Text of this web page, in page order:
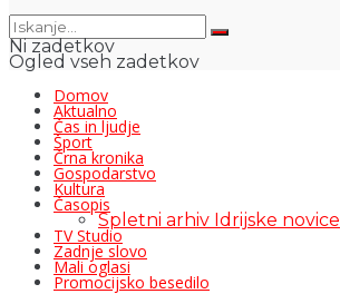
Ni zadetkov
Ogled vseh zadetkov
Domov
Aktualno
Čas in ljudje
Šport
Črna kronika
Gospodarstvo
Kultura
Časopis
Spletni arhiv Idrijske novice
TV Studio
Zadnje slovo
Mali oglasi
Promocijsko besedilo